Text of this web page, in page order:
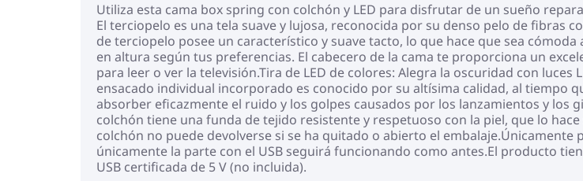
Utiliza esta cama box spring con colchón y LED para disfrutar de un sueño
El terciopelo es una tela suave y lujosa, reconocida por su denso pelo de fibras
de terciopelo posee un característico y suave tacto, lo que hace que sea
en altura según tus preferencias. El cabecero de la cama te proporciona un
para leer o ver la televisión.Tira de LED de colores: Alegra la oscuridad con luces
ensacado individual incorporado es conocido por su altísima calidad, al tiempo
absorber eficazmente el ruido y los golpes causados por los lanzamientos y
colchón tiene una funda de tejido resistente y respetuoso con la piel, que lo
colchón no puede devolverse si se ha quitado o abierto el
únicamente la parte con el USB seguirá funcionando como antes.El producto
USB certificada de 5 V (no incluida).